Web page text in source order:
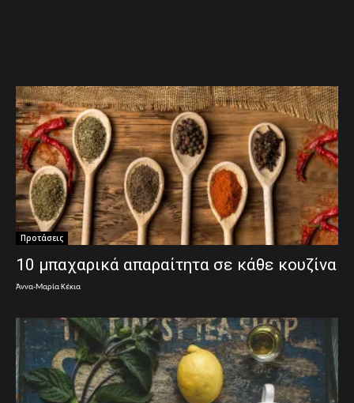
Προτάσεις
10 μπαχαρικά απαραίτητα σε κάθε κουζίνα
Άννα-Μαρία Κέκια